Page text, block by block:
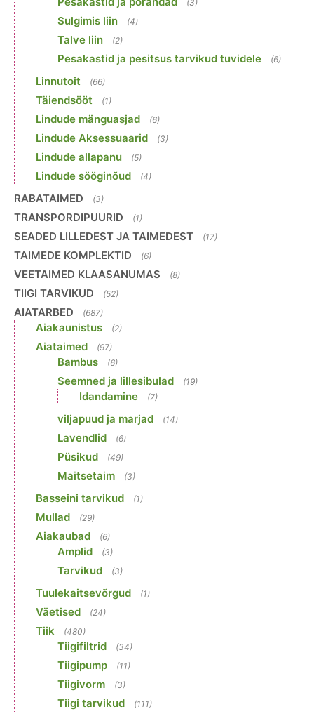
(3)
Sulgimis liin (4)
Talve liin (2)
Pesakastid ja pesitsus tarvikud tuvidele (6)
Linnutoit (66)
Täiendsööt (1)
Lindude mänguasjad (6)
Lindude Aksessuaarid (3)
Lindude allapanu (5)
Lindude sööginõud (4)
RABATAIMED (3)
TRANSPORDIPUURID (1)
SEADED LILLEDEST JA TAIMEDEST (17)
TAIMEDE KOMPLEKTID (6)
VEETAIMED KLAASANUMAS (8)
TIIGI TARVIKUD (52)
AIATARBED (687)
Aiakaunistus (2)
Aiataimed (97)
Bambus (6)
Seemned ja lillesibulad (19)
Idandamine (7)
viljapuud ja marjad (14)
Lavendlid (6)
Püsikud (49)
Maitsetaim (3)
Basseini tarvikud (1)
Mullad (29)
Aiakaubad (6)
Amplid (3)
Tarvikud (3)
Tuulekaitsevõrgud (1)
Väetised (24)
Tiik (480)
Tiigifiltrid (34)
Tiigipump (11)
Tiigivorm (3)
Tiigi tarvikud (111)